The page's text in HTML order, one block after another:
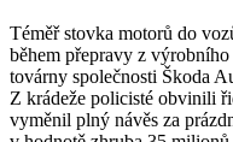
Téměř stovka motorů do
během přepravy z
továrny společnosti Škoda
Z krádeže policisté obvinili
vyměnil plný návěs za